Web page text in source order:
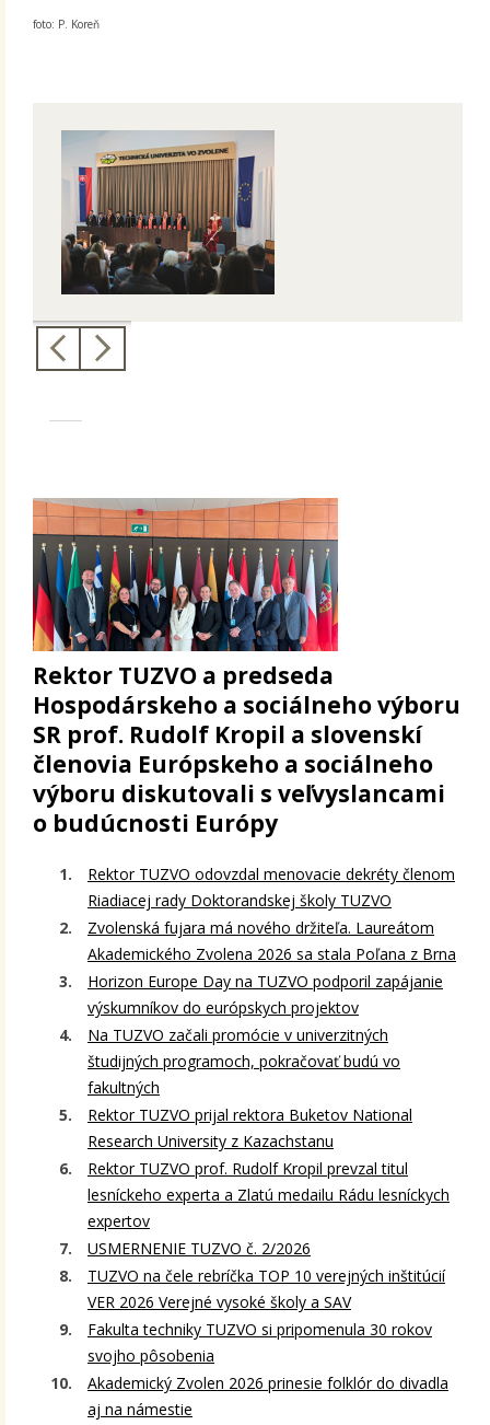
foto: P. Koreň
Rektor TUZVO a predseda
Hospodárskeho a sociálneho výboru
SR prof. Rudolf Kropil a slovenskí
členovia Európskeho a sociálneho
výboru diskutovali s veľvyslancami
o budúcnosti Európy
Rektor TUZVO odovzdal menovacie dekréty členom
Riadiacej rady Doktorandskej školy TUZVO
Zvolenská fujara má nového držiteľa. Laureátom
Akademického Zvolena 2026 sa stala Poľana z Brna
Horizon Europe Day na TUZVO podporil zapájanie
výskumníkov do európskych projektov
Na TUZVO začali promócie v univerzitných
študijných programoch, pokračovať budú vo
fakultných
Rektor TUZVO prijal rektora Buketov National
Research University z Kazachstanu
Rektor TUZVO prof. Rudolf Kropil prevzal titul
lesníckeho experta a Zlatú medailu Rádu lesníckych
expertov
USMERNENIE TUZVO č. 2/2026
TUZVO na čele rebríčka TOP 10 verejných inštitúcií
VER 2026 Verejné vysoké školy a SAV
Fakulta techniky TUZVO si pripomenula 30 rokov
svojho pôsobenia
Akademický Zvolen 2026 prinesie folklór do divadla
aj na námestie